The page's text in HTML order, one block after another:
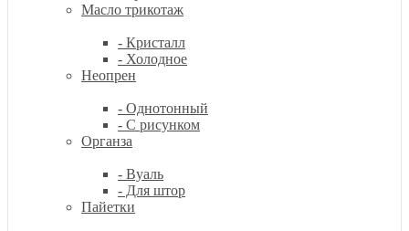
Масло трикотаж
- Кристалл
- Холодное
Неопрен
- Однотонный
- С рисунком
Органза
- Вуаль
- Для штор
Пайетки